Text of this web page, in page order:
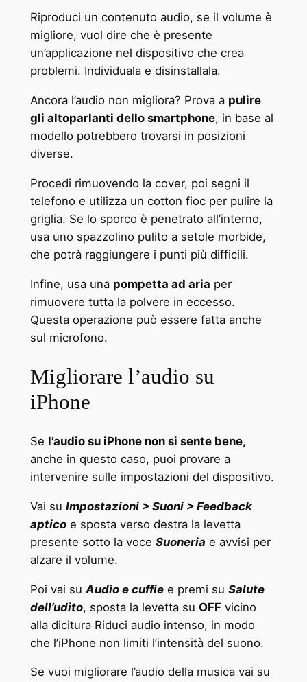
Riproduci un contenuto audio, se il volume è
migliore, vuol dire che è presente
un’applicazione nel dispositivo che crea
problemi. Individuala e disinstallala.
Ancora l’audio non migliora? Prova a pulire
gli altoparlanti dello smartphone, in base al
modello potrebbero trovarsi in posizioni
diverse.
Procedi rimuovendo la cover, poi segni il
telefono e utilizza un cotton fioc per pulire la
griglia. Se lo sporco è penetrato all’interno,
usa uno spazzolino pulito a setole morbide,
che potrà raggiungere i punti più difficili.
Infine, usa una pompetta ad aria per
rimuovere tutta la polvere in eccesso.
Questa operazione può essere fatta anche
sul microfono.
Migliorare l’audio su
iPhone
Se l’audio su iPhone non si sente bene,
anche in questo caso, puoi provare a
intervenire sulle impostazioni del dispositivo.
Vai su Impostazioni > Suoni > Feedback
apticoe sposta verso destra la levetta
presente sotto la voce Suoneria e avvisi per
alzare il volume.
Poi vai su Audio e cuffiee premi su Salute
dell’udito, sposta la levetta su OFFvicino
alla dicitura Riduci audio intenso, in modo
che l’iPhone non limiti l’intensità del suono.
Se vuoi migliorare l’audio della musica vai su